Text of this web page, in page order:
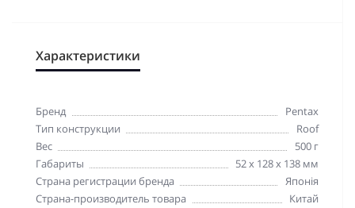
Характеристики
Бренд
Pentax
Тип конструкции
Roof
Вес
500 г
Габариты
52 x 128 x 138 мм
Страна регистрации бренда
Японія
Страна-производитель товара
Китай